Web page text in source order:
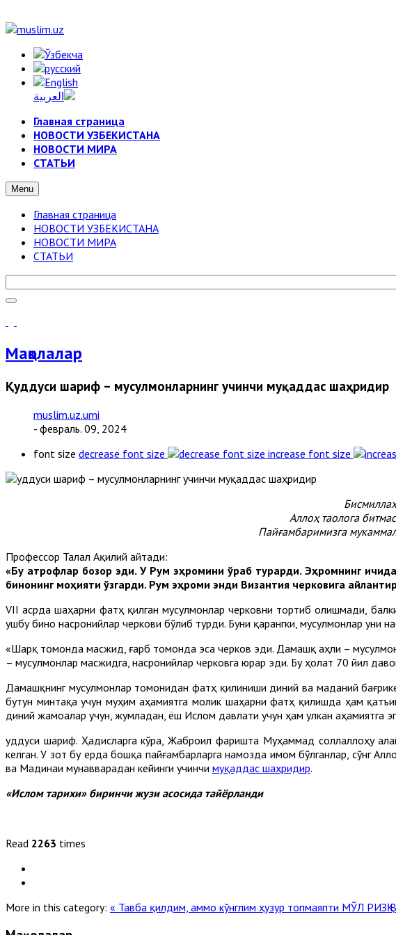
Главная страница
НОВОСТИ УЗБЕКИСТАНА
НОВОСТИ МИРА
СТАТЬИ
Menu
Главная страница
НОВОСТИ УЗБЕКИСТАНА
НОВОСТИ МИРА
СТАТЬИ
Мақолалар
Қуддуси шариф – мусулмонларнинг учинчи муқаддас шаҳридир
muslim.uz.umi
- февраль. 09, 2024
font size decrease font size increase font size
Аллоҳ таолога
Пайғамбаримизга
Профессор Талал Ақилий айтади:
«Бу атрофлар бозор эди. У Рум эҳромини ўраб турарди. Эҳромнинг
бинонинг моҳияти ўзгарди. Рум эҳроми энди Византия черковига
VII асрда шаҳарни фатҳ қилган мусулмонлар черковни тортиб олишмади,
ушбу бино насронийлар черкови бўлиб турди. Буни қарангки, мусулмонлар уни
«Шарқ томонда масжид, ғарб томонда эса черков эди. Дамашқ аҳли –
– мусулмонлар масжидга, насронийлар черковга юрар эди. Бу ҳолат 70 йил
Дамашқнинг мусулмонлар томонидан фатҳ қилиниши диний ва маданий
бутун минтақа учун муҳим аҳамиятга молик шаҳарни фатҳ қилишда ҳам
диний жамоалар учун, жумладан, ёш Ислом давлати учун ҳам улкан аҳамиятга
Қуддуси шариф. Ҳадисларга кўра, Жаброил фаришта Муҳаммад соллаллоҳу
келган. У зот бу ерда бошқа пайғамбарларга намозда имом бўлганлар, сўнг
ва Мадинаи мунавварадан кейинги учинчи муқаддас шаҳридир.
«Ислом тарихи» биринчи жузи асосида тайёрланди
Read 2263 times
More in this category: « Тавба қилдим, аммо кўнглим ҳузур топмаяпти МЎЛ